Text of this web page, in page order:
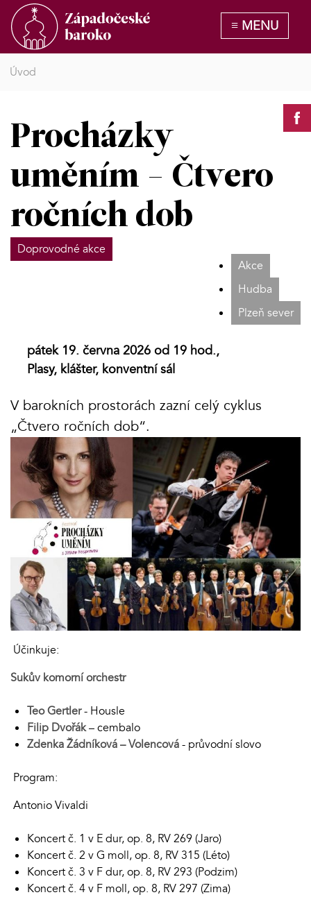
Úvod
Procházky
uměním - Čtvero
ročních dob
Doprovodné akce
Akce
Hudba
Plzeň sever
pátek 19. června 2026 od 19 hod.,
Plasy, klášter, konventní sál
V barokních prostorách zazní celý cyklus
„Čtvero ročních dob“.
Účinkuje:
Sukův komorní orchestr
Teo Gertler- Housle
Filip Dvořák– cembalo
Zdenka Žádníková – Volencová- průvodní slovo
Program:
Antonio Vivaldi
Koncert č. 1 v E dur, op. 8, RV 269 (Jaro)
Koncert č. 2 v G moll, op. 8, RV 315 (Léto)
Koncert č. 3 v F dur, op. 8, RV 293 (Podzim)
Koncert č. 4 v F moll, op. 8, RV 297 (Zima)